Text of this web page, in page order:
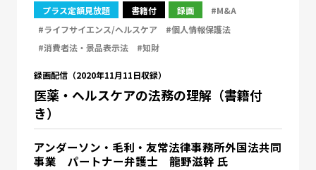
プラス定額見放題 書籍付 録画
#M&A
#ライフサイエンス/ヘルスケア
#個人情報保護法
#消費者法・景品表示法
#知財
録画配信（2020年11月11日収録）
医薬・ヘルスケアの法務の理解（書籍付
き）
アンダーソン・毛利・友常法律事務所外国法共同
事業 パートナー弁護士 龍野滋幹 氏